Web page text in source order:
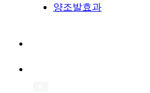
양조발효과